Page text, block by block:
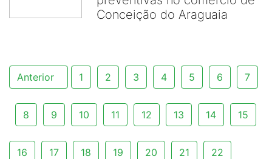
Conceição do Araguaia
Anterior 1 2 3 4 5 6 7
8 9 10 11 12 13 14 15
16 17 18 19 20 21 22